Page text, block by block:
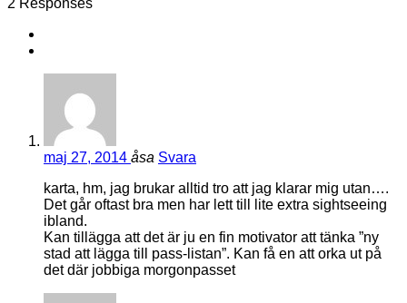
maj 27, 2014 åsa Svara
karta, hm, jag brukar alltid tro att jag klarar mig utan….
Det går oftast bra men har lett till lite extra sightseeing
ibland.
Kan tillägga att det är ju en fin motivator att tänka ”ny
stad att lägga till pass-listan”. Kan få en att orka ut på
det där jobbiga morgonpasset